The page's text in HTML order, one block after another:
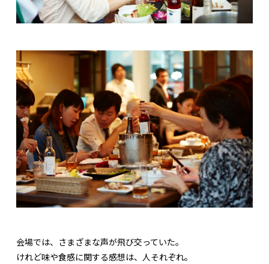
会場では、さまざまな声が飛び交っていた。
けれど味や食感に関する感想は、人それぞれ。